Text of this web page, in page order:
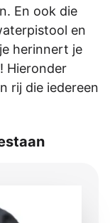
En ook die
en
herinnert je
Hieronder
rij die iedereen